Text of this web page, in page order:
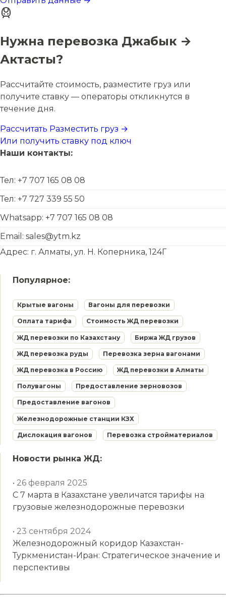
Нужна перевозка Джабык →
Актасты?
Рассчитайте стоимость, разместите груз или
получите ставку — операторы откликнутся в
течение дня.
Рассчитать Разместить груз →
Или получить ставку под ключ
Наши контакты:
Тел: +7 707 165 08 08
Тел: +7 727 339 55 50
Whatsapp: +7 707 165 08 08
Email: sales@ytm.kz
Адрес: г. Алматы, ул. Н. Коперника, 124Г
Популярное:
Крытые вагоны Вагоны для перевозки
Оплата тарифа Стоимость ЖД перевозки
ЖД перевозки по Казахстану Биржа ЖД грузов
ЖД перевозка руды Перевозка зерна вагонами
ЖД перевозка в Россию ЖД перевозки в Алматы
Полувагоны Предоставление зерновозов
Предоставление вагонов
Железнодорожные станции КЗХ
Дислокация вагонов Перевозка стройматериалов
Новости рынка ЖД:
• 26 февраля 2025
С 7 марта в Казахстане увеличатся тарифы на
грузовые железнодорожные перевозки
• 23 сентября 2024
Железнодорожный коридор Казахстан-
Туркменистан-Иран: Стратегическое значение и
перспективы